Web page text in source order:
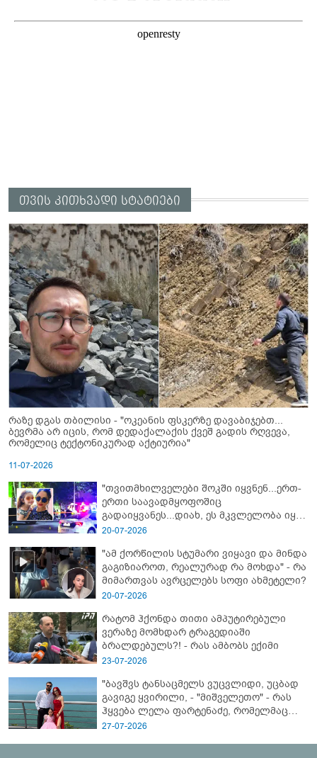
თვის კითხვადი სტატიები
რაზე დგას თბილისი - "ოკეანის ფსკერზე დავაბიჯებთ...
ბევრმა არ იცის, რომ დედაქალაქის ქვეშ გადის რღვევა,
რომელიც ტექტონიკურად აქტიურია"
11-07-2026
"თვითმხილველები შოკში იყვნენ...ერთ-
ერთი საავადმყოფოშიც
გადაიყვანეს...დიახ, ეს მკვლელობა იყო"
- გორში დატრიალებული ტრაგედიის
20-07-2026
"ამ ქორწილის სტუმარი ვიყავი და მინდა
გაგიზიაროთ, რეალურად რა მოხდა" - რა
მიმართვას ავრცელებს სოფი ახმეტელი?
20-07-2026
რატომ ჰქონდა თითი ამპუტირებული
ვერაზე მომხდარ ტრაგედიაში
ბრალდებულს?! - რას ამბობს ექიმი
23-07-2026
"ბავშვს ტანსაცმელს ვუცვლიდი, უცბად
გავიგე ყვირილი, - "მიშველეთო" - რას
ჰყვება ლელა ფარტენაძე, რომელმაც
ბათუმში 16 წლის ბიჭი ზღვაში
27-07-2026